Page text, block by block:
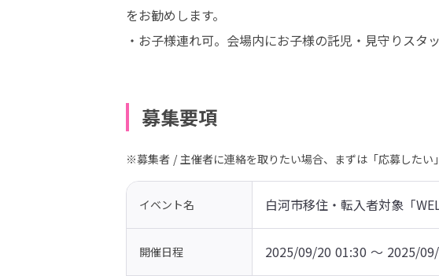
をお勧めします。
・お子様連れ可。会場内にお子様の託児・見守りスタ
募集要項
※募集者 / 主催者に連絡を取りたい場合、まずは「応募したい
イベント名 白河市移住・転入者対象「
開催日程 2025/09/20 01:30 〜 2025/